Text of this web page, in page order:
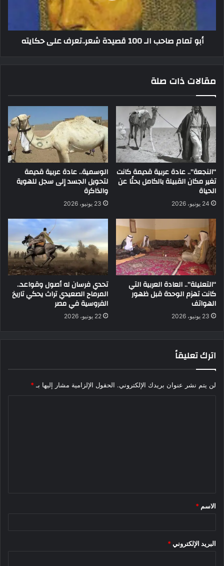
أبو تمام صاحب الـ 100 قصيدة شعر..تعرف على حكايته
مقالات ذات صلة
“النجعة”.. عادة عربية قديمة كانت
تغير مكان القبيلة بالكامل بحثًا عن
الحياة
24 يونيو، 2026
الوسمية.. عادة عربية قديمة
لتحويل الجسد إلى سجل للهوية
والذاكرة
23 يونيو، 2026
“التعليلة”.. العادة العربية التي
كانت تهزم الوحدة قبل ظهور
الهواتف
23 يونيو، 2026
تحدي فرسان له أصول وقواعد..
المرماح الصعيدي تراث يحكي تاريخ
الفروسية في مصر
22 يونيو، 2026
اترك تعليقاً
لن يتم نشر عنوان بريدك الإلكتروني. الحقول الإلزامية مشار إليها بـ *
*
الاسم *
البريد الإلكتروني *